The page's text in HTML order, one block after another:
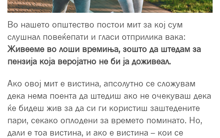
Во нашето општество постои мит за кој сум
слушнал повеќепати и гласи отприлика вака:
Живееме во лоши времиња, зошто да штедам за
пензија која веројатно не би ја доживеал.
Ако овој мит е вистина, апсолутно се сложувам
дека нема поента да штедиш ако не очекуваш дека
ќе бидеш жив за да си ги користиш заштедените
пари, секако оплодени за времето поминато. Но,
дали е тоа вистина, и ако е вистина – кои се